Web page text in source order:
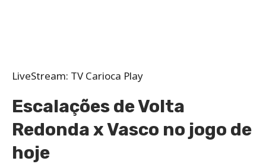
LiveStream: TV Carioca Play
Escalações de Volta
Redonda x Vasco no jogo de
hoje